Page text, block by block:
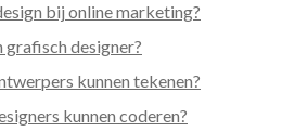
bij online marketing?
grafisch designer?
kunnen tekenen?
kunnen coderen?